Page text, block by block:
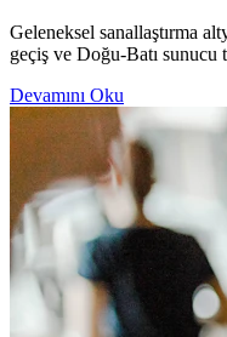
Geleneksel sanallaştırma
geçiş ve Doğu-Batı sunucu
Devamını Oku